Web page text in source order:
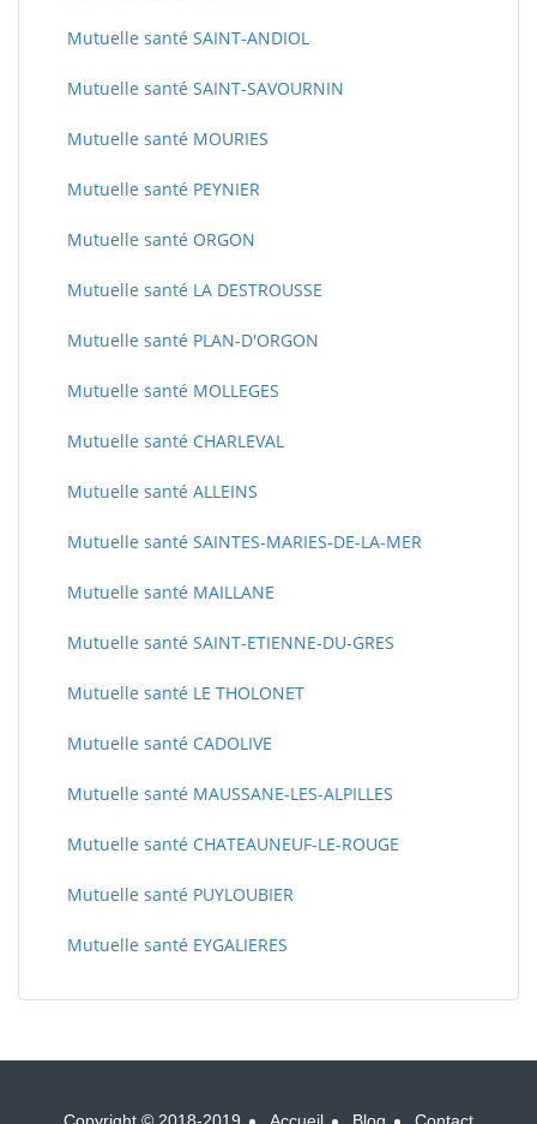
Mutuelle santé SAINT-ANDIOL
Mutuelle santé SAINT-SAVOURNIN
Mutuelle santé MOURIES
Mutuelle santé PEYNIER
Mutuelle santé ORGON
Mutuelle santé LA DESTROUSSE
Mutuelle santé PLAN-D'ORGON
Mutuelle santé MOLLEGES
Mutuelle santé CHARLEVAL
Mutuelle santé ALLEINS
Mutuelle santé SAINTES-MARIES-DE-LA-MER
Mutuelle santé MAILLANE
Mutuelle santé SAINT-ETIENNE-DU-GRES
Mutuelle santé LE THOLONET
Mutuelle santé CADOLIVE
Mutuelle santé MAUSSANE-LES-ALPILLES
Mutuelle santé CHATEAUNEUF-LE-ROUGE
Mutuelle santé PUYLOUBIER
Mutuelle santé EYGALIERES